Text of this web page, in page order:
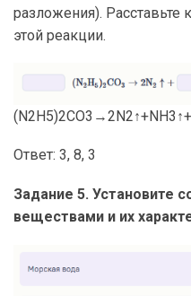
разложения).
этой реакции.
Ответ: 3, 8, 3
Задание 5. Установите
веществами и их